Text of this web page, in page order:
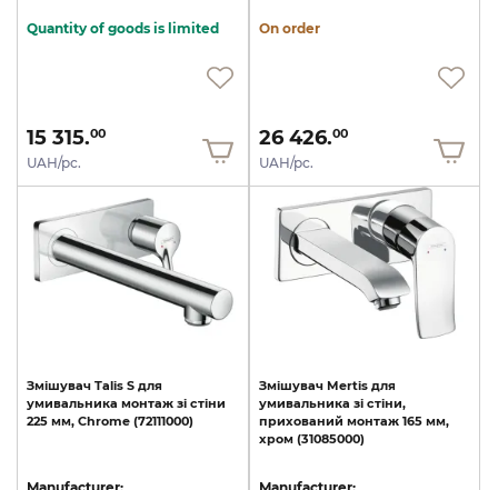
Quantity of goods is limited
15 315.00
UAH/pc.
On order
26 426.00
UAH/pc.
Змішувач Talis S для
умивальника монтаж зі стіни
225 мм, Chrome (72111000)
Змішувач Mertis для
умивальника зі стіни,
прихований монтаж 165 мм,
хром (31085000)